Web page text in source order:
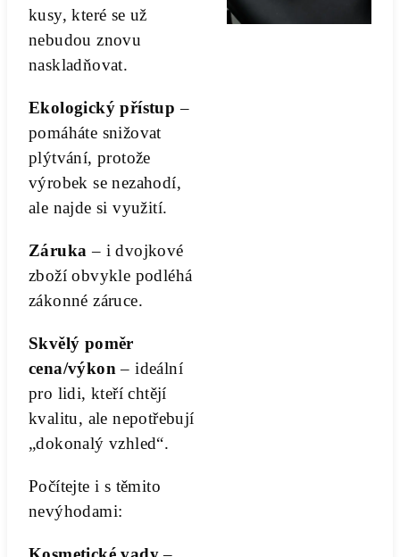
kusy, které se už
nebudou znovu
naskladňovat.
Ekologický přístup –
pomáháte snižovat
plýtvání, protože
výrobek se nezahodí,
ale najde si využití.
Záruka – i dvojkové
zboží obvykle podléhá
zákonné záruce.
Skvělý poměr
cena/výkon – ideální
pro lidi, kteří chtějí
kvalitu, ale nepotřebují
„dokonalý vzhled“.
Počítejte i s těmito
nevýhodami: